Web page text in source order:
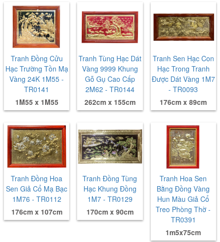
Tranh Đồng Cửu
Hạc Trường Tồn Mạ
Vàng 24K 1M55 -
TR0141
1M55 x 1M55
Tranh Tùng Hạc Dát
Vàng 9999 Khung
Gỗ Gụ Cao Cấp
2M62 - TR0144
262cm x 155cm
Tranh Sen Hạc Con
Hạc Trong Tranh
Được Dát Vàng 1M7
- TR0093
176cm x 89cm
Tranh Đồng Hoa
Sen Giả Cổ Mạ Bạc
1M76 - TR0112
176cm x 107cm
Tranh Đồng Tùng
Hạc Khung Đồng
1M7 - TR0129
170cm x 90cm
Tranh Hoa Sen
Bằng Đồng Vàng
Hun Màu Giả Cổ
Treo Phòng Thờ -
TR0391
1m5x75cm